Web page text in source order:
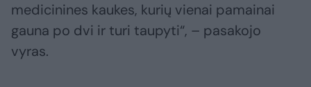
medicinines kaukes, kurių vienai pamainai
gauna po dvi ir turi taupyti“, – pasakojo
vyras.